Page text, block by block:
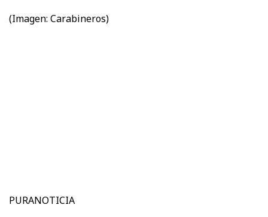
(Imagen: Carabineros)
PURANOTICIA